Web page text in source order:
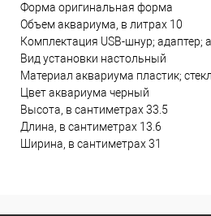
Форма оригинальная форма
Объем аквариума, в литрах 10
Комплектация USB-шнур; адаптер;
Вид установки настольный
Материал аквариума пластик;
Цвет аквариума черный
Высота, в сантиметрах 33.5
Длина, в сантиметрах 13.6
Ширина, в сантиметрах 31